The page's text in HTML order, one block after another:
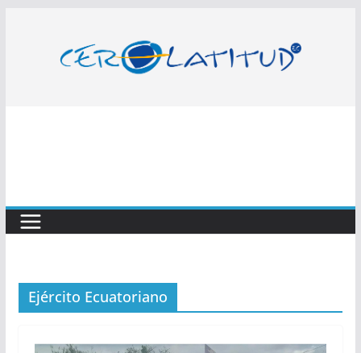
contenido
Ejército Ecuatoriano